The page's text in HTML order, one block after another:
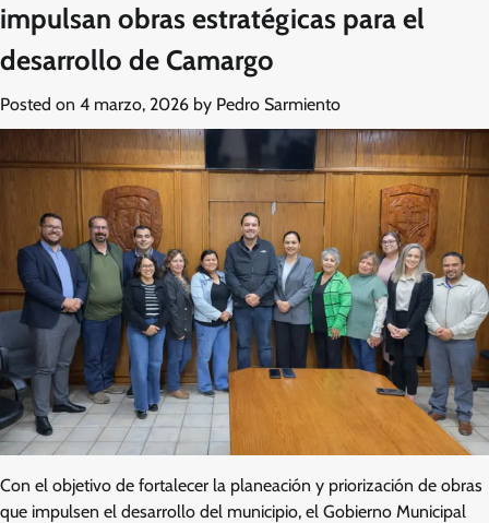
impulsan obras estratégicas para el
desarrollo de Camargo
Posted on 4 marzo, 2026 by Pedro Sarmiento
Con el objetivo de fortalecer la planeación y priorización de obras
que impulsen el desarrollo del municipio, el Gobierno Municipal